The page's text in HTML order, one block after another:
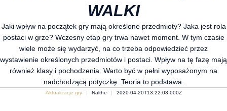
WALKI
Jaki wpływ na początek gry mają określone przedmioty? Jaka jest rola
postaci w grze? Wczesny etap gry trwa nawet moment. W tym czasie
wiele może się wydarzyć, na co trzeba odpowiedzieć przez
wystawienie określonych przedmiotów i postaci. Wpływ na tę fazę mają
również klasy i pochodzenia. Warto być w pełni wyposażonym na
nadchodzącą potyczkę. Teoria to podstawa.
Aktualizacje gry Nalthe 2020-04-20T13:22:03.000Z